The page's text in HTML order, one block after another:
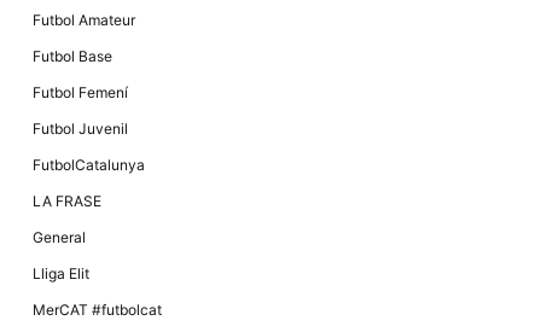
Futbol Amateur
Futbol Base
Futbol Femení
Futbol Juvenil
FutbolCatalunya
LA FRASE
General
Lliga Elit
MerCAT #futbolcat